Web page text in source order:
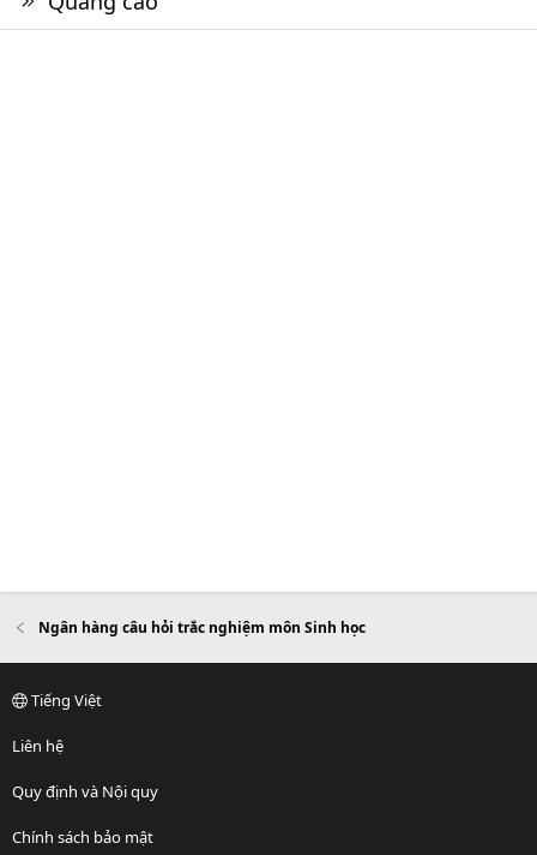
Ngân hàng câu hỏi trắc nghiệm môn Sinh học
Tiếng Việt
Liên hệ
Quy định và Nội quy
Chính sách bảo mật